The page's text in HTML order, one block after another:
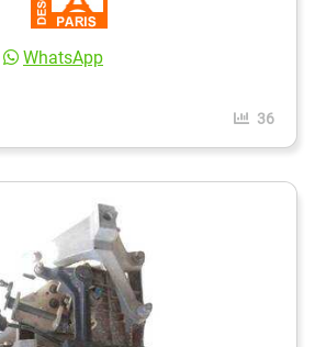
WhatsApp
36